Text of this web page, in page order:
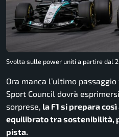
Svolta sulle power uniti a partire dal
Ora manca l’ultimo
Sport Council dovrà
sorprese, la F1 si prepara
equilibrato tra sostenibilità,
pista.